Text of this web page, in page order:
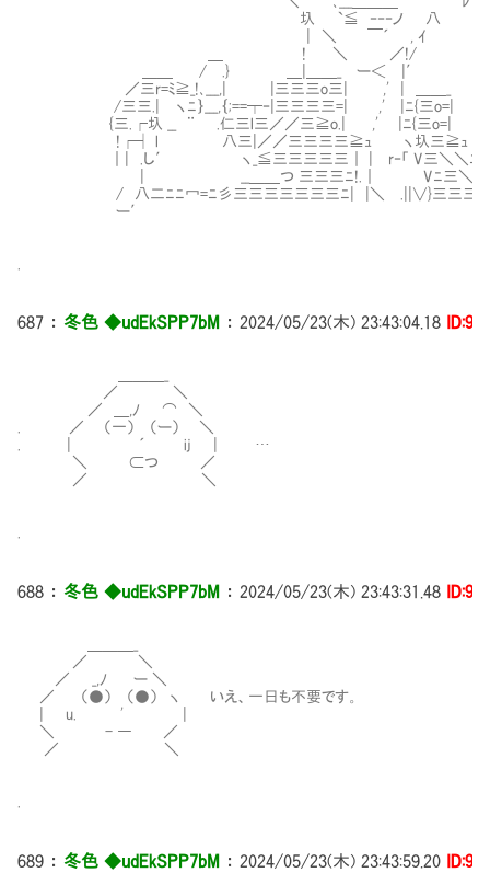
圦 `≦ ‐‐‐ノ 八 我からの慈
| ＼ ￣´ , ｲ
＿ ! ＼ ／!/ その間にゆっくりと
＿＿ / .} ＿|＿＿_ ー＜ |′
／三r=ﾐ≧_!､___,| |三三三o三| ,' | ＿＿_ 決断
/三三.| ヽﾆ｝___,｛;==┬‐|三三三三=| ,' |ﾆ{三o=|
{三.┌圦 __ ¨ .仁三l三／／三≧o.| ,' |ﾆ{三o=|
!┌┤ l 八三|／／三三三三≧ｭ ヽ圦三≧ｭ
｜| .し′ ヽ_≦三三三三三｜ | r‐「 V三＼＼ﾆ
Ⅵ | __＿＿つ 三三三ﾆ!.｜ Ⅳ Vﾆ三＼＼三三
/ 八二ﾆﾆ冖=ﾆ彡三三三三三三三ﾆ| |＼ .||∨}三三三＞`
ー′
687 ： 冬色 ◆udEkSPP7bM ： 2024/05/23(木) 23:43:04.18
／ ＼
／ ＿,ﾉ ⌒ ＼
. ／ （一） （ー） ＼
. | ´ ij | …
＼ ⊂つ ／
／ ＼
688 ： 冬色 ◆udEkSPP7bM ： 2024/05/23(木) 23:43:31.48
／ ＼
／ _,ﾉ ー ＼
／ （●） （●） ヽ いえ、一日も不要です。
| u. ' |
＼ - ― ／
／ ＼
689 ： 冬色 ◆udEkSPP7bM ： 2024/05/23(木) 23:43:59.20